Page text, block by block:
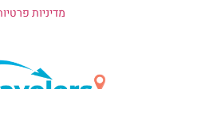
מדיניות